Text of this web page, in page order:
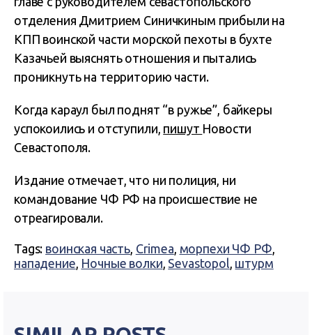
отделения Дмитрием Синичкиным прибыли на
КПП воинской части морской пехоты в бухте
Казачьей выяснять отношения и пытались
проникнуть на территорию части.
Когда караул был поднят “в ружье”, байкеры
успокоились и отступили, пишут Новости
Севастополя.
Издание отмечает, что ни полиция, ни
командование ЧФ РФ на происшествие не
отреагировали.
Tags: воинская часть, Crimea, морпехи ЧФ РФ,
нападение, Ночные волки, Sevastopol, штурм